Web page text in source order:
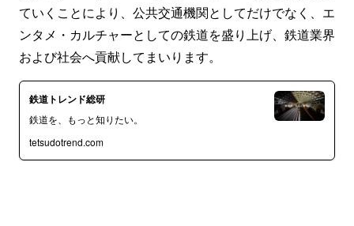
ていくことにより、公共交通機関としてだけでなく、エ
ンタメ・カルチャーとしての鉄道を盛り上げ、鉄道業界
および社会へ貢献してまいります。
鉄道トレンド総研
鉄道を、もっと知りたい。
tetsudotrend.com